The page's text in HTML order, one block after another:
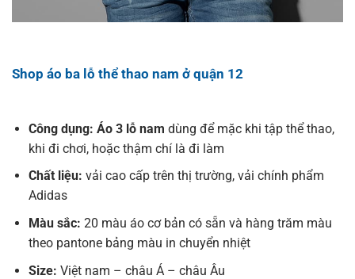
Shop áo ba lỗ thể thao nam ở quận 12
Công dụng: Áo 3 lỗ nam dùng để mặc khi tập thể thao,
khi đi chơi, hoặc thậm chí là đi làm
Chất liệu: vải cao cấp trên thị trường, vải chính phẩm
Adidas
Màu sắc: 20 màu áo cơ bản có sẵn và hàng trăm màu
theo pantone bảng màu in chuyển nhiệt
Size: Việt nam – châu Á – châu Âu